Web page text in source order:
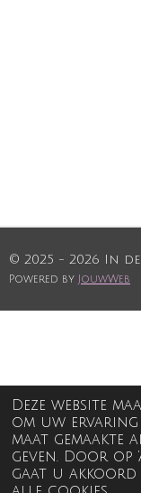
Deze website
om uw ervaring
maat gemaakte
geven. Door op
gaat u akkoord
© 2025 - 2026 In
Powered by JouwWeb